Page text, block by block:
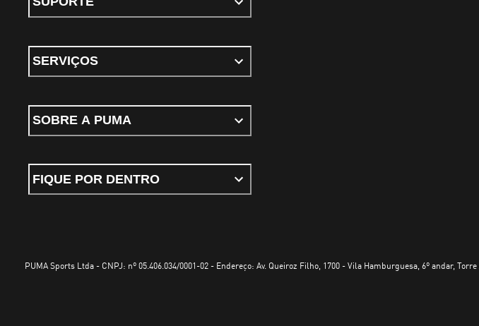
SERVIÇOS
SOBRE A PUMA
FIQUE POR DENTRO
PUMA Sports Ltda - CNPJ: nº 05.406.034/0001-02 - Endereço: Av. Queiroz Filho, 1700 - Vila Hamburguesa, 6º andar,